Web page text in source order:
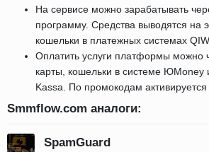
На сервисе можно зарабатывать
программу. Средства выводятся на
кошельки в платежных системах
Оплатить услуги платформы можно
карты, кошельки в системе ЮMoney
Kassa. По промокодам активируется
Smmflow.com аналоги:
SpamGuard